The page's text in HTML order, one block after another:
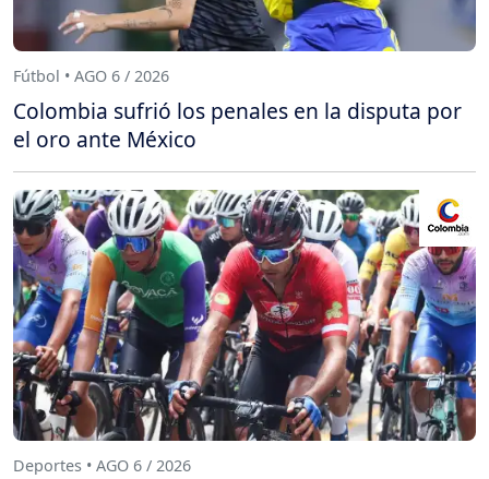
Fútbol • AGO 6 / 2026
Colombia sufrió los penales en la disputa por
el oro ante México
Deportes • AGO 6 / 2026